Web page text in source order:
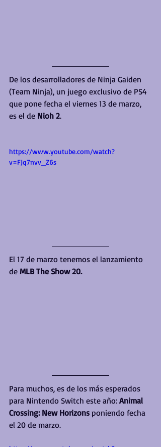
De los desarrolladores de Ninja Gaiden
(Team Ninja), un juego exclusivo de PS4
que pone fecha el viernes 13 de marzo,
es el de Nioh 2.
https://www.youtube.com/watch?
v=FJq7nvv_Z6s
El 17 de marzo tenemos el lanzamiento
de MLB The Show 20.
Para muchos, es de los más esperados
para Nintendo Switch este año: Animal
Crossing: New Horizons poniendo fecha
el 20 de marzo.